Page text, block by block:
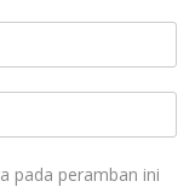
pada peramban ini